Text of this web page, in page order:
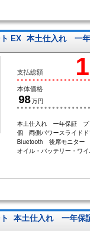
EX 本土仕入れ 一
支払総額
本体価格
98万円
本土仕入れ 一年保証 プ
個 両側パワースライド
Bluetooth 後席モニタ
オイル・バッテリー・ワ
本土仕入れ 一年保